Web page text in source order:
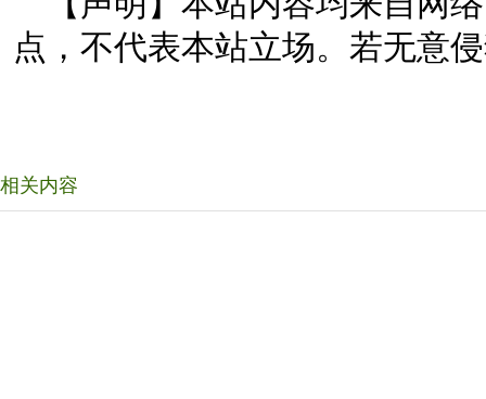
点，不代表本站立场。若无意
相关内容